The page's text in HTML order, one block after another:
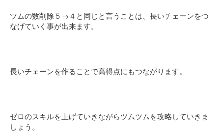
ツムの数削除５→４と同じと言うことは、長いチェーンをつ
なげていく事が出来ます。
長いチェーンを作ることで高得点にもつながります。
ゼロのスキルを上げていきながらツムツムを攻略していきま
しょう。